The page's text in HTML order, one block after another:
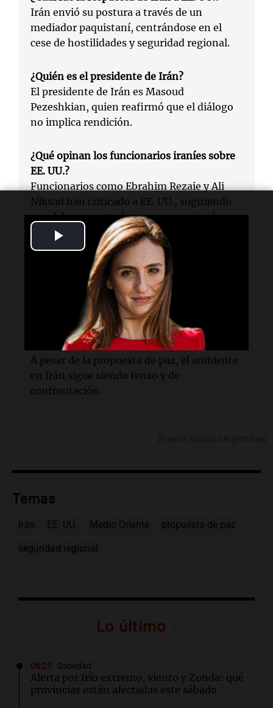
Play
Video
Irán envió su postura a través de un
mediador paquistaní, centrándose en el
cese de hostilidades y seguridad regional.
¿Quién es el presidente de Irán?
El presidente de Irán es Masoud
Pezeshkian, quien reafirmó que el diálogo
no implica rendición.
¿Qué opinan los funcionarios iraníes sobre
EE. UU.?
Funcionarios como Ebrahim Rezaie y Ali
Niksad han criticado a EE. UU., sugiriendo
que deben aceptar las consecuencias de sus
acciones.
¿Qué busca Irán con su respuesta?
Teherán busca concesiones y
reconocimiento de su papel en el nuevo
orden regional.
¿Qué contexto rodea esta respuesta?
A pesar de la propuesta de paz, el ambiente
en Irán sigue siendo tenso y de
confrontación.
Temas
Irán EE. UU. Medio Oriente propuesta de paz
seguridad regional
Lo último
06:25 Sociedad
Alerta por frío extremo, viento y Zonda: qué
provincias están afectadas este sábado